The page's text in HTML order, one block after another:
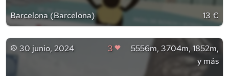
Barcelona (Barcelona) 13 €
30 junio, 2024 3
5556m, 3704m, 1852m,
y más